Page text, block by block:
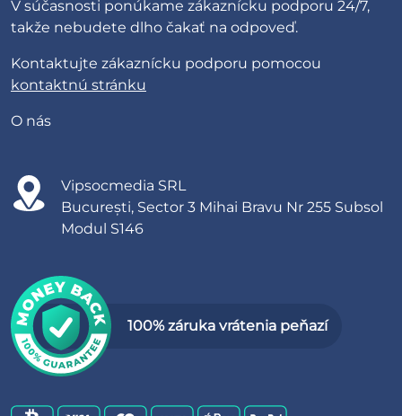
V súčasnosti ponúkame zákaznícku podporu 24/7,
takže nebudete dlho čakať na odpoveď.
Kontaktujte zákaznícku podporu pomocou
kontaktnú stránku
O nás
Vipsocmedia SRL
București, Sector 3 Mihai Bravu Nr 255 Subsol
Modul S146
100% záruka vrátenia peňazí